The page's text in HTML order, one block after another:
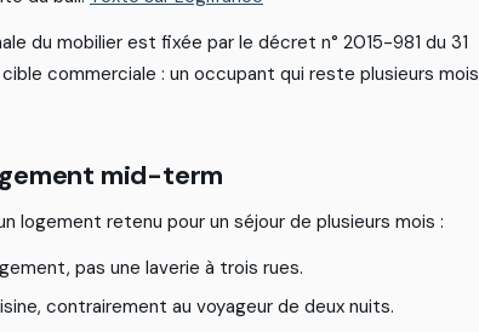
ale du mobilier est fxée par le décret n° 2015-981 du 31
cible commerciale : un occupant qui reste plusieurs mois
ement mid-term
n logement retenu pour un séjour de plusieurs mois :
gement, pas une laverie à trois rues.
isine, contrairement au voyageur de deux nuits.